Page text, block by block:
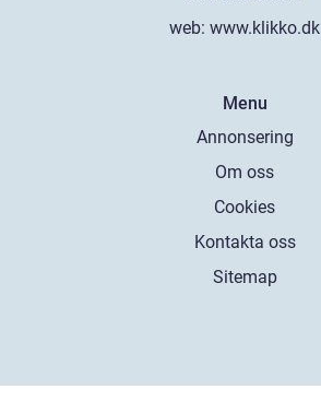
web: www.klikko.dk
Menu
Annonsering
Om oss
Cookies
Kontakta oss
Sitemap